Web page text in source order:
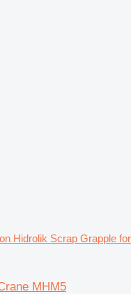
Hidrolik Scrap Grapple for
MHM5